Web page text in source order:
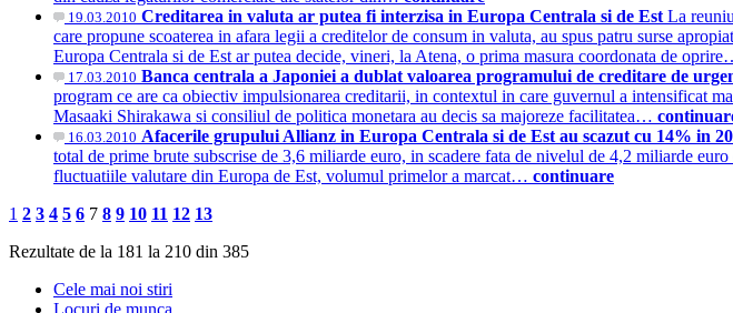
19.03.2010 Creditarea in valuta ar putea fi interzisa in Europa Centrala si de Est La
care propune scoaterea in afara legii a creditelor de consum in valuta, au spus patru surse
Europa Centrala si de Est ar putea decide, vineri, la Atena, o prima masura coordonata de
17.03.2010 Banca centrala a Japoniei a dublat valoarea programului de creditare de
program ce are ca obiectiv impulsionarea creditarii, in contextul in care guvernul a intensificat
Masaaki Shirakawa si consiliul de politica monetara au decis sa majoreze facilitatea…
16.03.2010 Afacerile grupului Allianz in Europa Centrala si de Est au scazut cu 14% in
total de prime brute subscrise de 3,6 miliarde euro, in scadere fata de nivelul de 4,2 miliarde
fluctuatiile valutare din Europa de Est, volumul primelor a marcat… continuare
1 2 3 4 5 6 7 8 9 10 11 12 13
Rezultate de la 181 la 210 din 385
Cele mai noi stiri
Locuri de munca